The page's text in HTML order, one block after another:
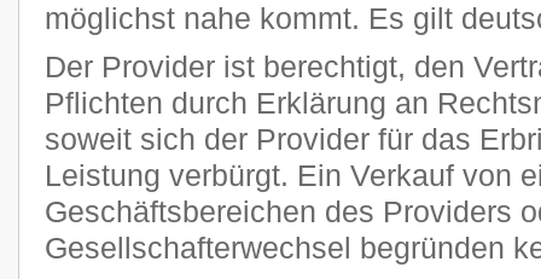
möglichst nahe kommt. Es gilt
Der Provider ist berechtigt, den
Pflichten durch Erklärung an
soweit sich der Provider für das
Leistung verbürgt. Ein Verkauf von
Geschäftsbereichen des Providers
Gesellschafterwechsel begründen